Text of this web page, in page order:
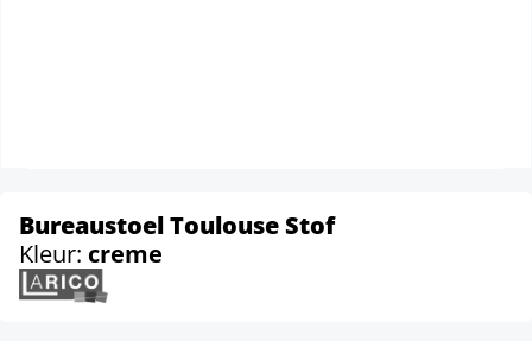
Bureaustoel Toulouse Stof
Kleur: creme